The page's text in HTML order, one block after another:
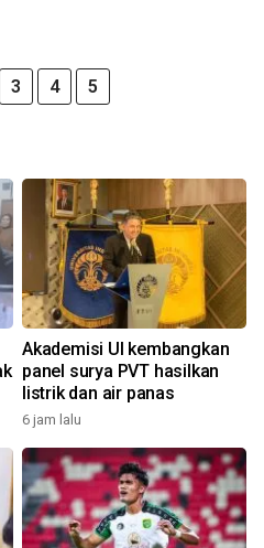
3 4 5
Akademisi UI kembangkan
panel surya PVT hasilkan
listrik dan air panas
6 jam lalu